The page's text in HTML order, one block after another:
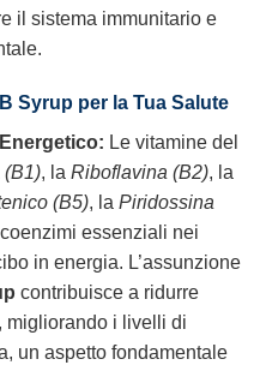
il sistema immunitario e
Syrup per la Tua Salute
Le vitamine del
(B1), la Riboflavina (B2), la
(B5), la Piridossina
essenziali nei
in energia. L’assunzione
contribuisce a ridurre
migliorando i livelli di
un aspetto fondamentale